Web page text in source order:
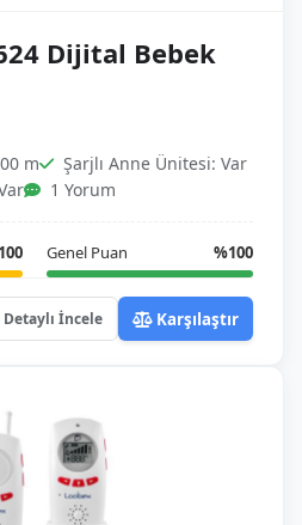
Dijital Bebek
m
Şarjlı Anne Ünitesi: Var
1 Yorum
Genel Puan %100
Detaylı İncele Karşılaştır